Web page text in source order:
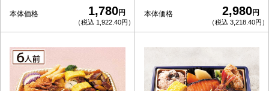
本体価格 1,780円
（税込 1,922.40円）
本体価格 2,980円
（税込 3,218.40円）